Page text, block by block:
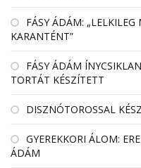
FÁSY ÁDÁM: „LELKILEG
KARANTÉNT”
FÁSY ÁDÁM
TORTÁT KÉSZÍTETT
DISZNÓTOROSSAL
GYEREKKORI ÁLOM:
ÁDÁM